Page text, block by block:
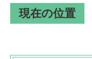
現在の位置